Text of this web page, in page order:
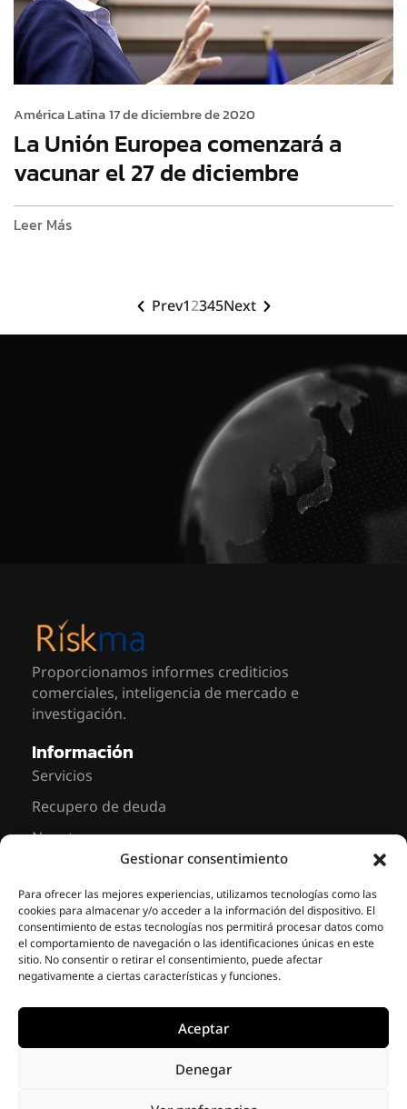
Gestionar consentimiento
Para ofrecer las mejores experiencias, utilizamos tecnologías como las
cookies para almacenar y/o acceder a la información del dispositivo. El
consentimiento de estas tecnologías nos permitirá procesar datos como
el comportamiento de navegación o las identificaciones únicas en este
sitio. No consentir o retirar el consentimiento, puede afectar
negativamente a ciertas características y funciones.
Aceptar
Denegar
América Latina17 de diciembre de 2020
La Unión Europea comenzará a
vacunar el 27 de diciembre
Leer Más
Prev12345Next
Proporcionamos informes crediticios
comerciales, inteligencia de mercado e
investigación.
Información
Servicios
Recupero de deuda
Nosotros
Contáctenos
Sarmiento 643, Piso 8 Oficina 837
C1041 AAM – Buenos Aires, Argentina
+ 54 11 2766-8167
info@riskmasolutions.com
© 2014-2026 • Riskma
Solutions •